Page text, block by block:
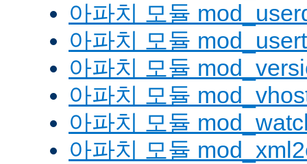
아파치 모듈
아파치 모듈
아파치 모듈
아파치 모듈
아파치 모듈
아파치 모듈